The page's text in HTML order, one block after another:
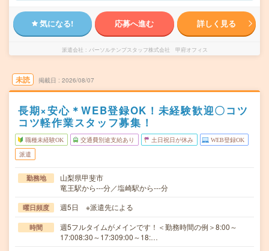
気になる! 応募へ進む 詳しく見る
派遣会社 パーソルテンプスタッフ株式会社 甲府オフィス
未読 掲載日 2026/08/07
長期×安心＊WEB登録OK！未経験歓迎〇コツ
コツ軽作業スタッフ募集！
職種未経験OK 交通費別途支給あり 土日祝日が休み WEB登録OK
派遣
勤務地
山梨県甲斐市
竜王駅から---分／塩崎駅から---分
曜日頻度 週5日 ※派遣先による
時間
週5フルタイムがメインです！＜勤務時間の例＞8:00～
17:008:30～17:309:00～18:…